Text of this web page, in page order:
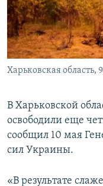
ПОБЕДИТЕЛЕЙ НЕ
ELIFBE
УКРАИНСКАЯ
ПРИСОЕДИНЯЙТЕСЬ!
Харьковская область,
В Харьковской
освободили еще
сообщил 10 мая
сил Украины.
«В результате